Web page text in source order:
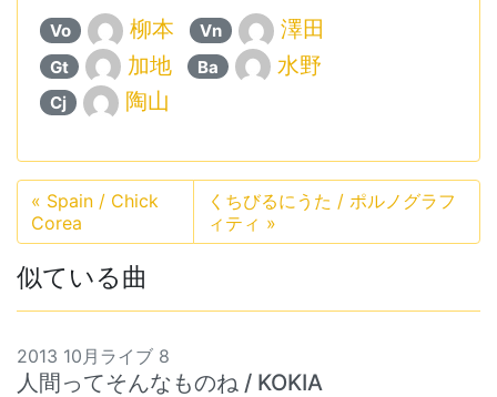
Vo 柳本 Vn 澤田
Gt 加地 Ba 水野
Cj 陶山
« Spain / Chick
Corea
くちびるにうた / ポルノグラフ
ィティ »
似ている曲
2013 10月ライブ 8
人間ってそんなものね / KOKIA